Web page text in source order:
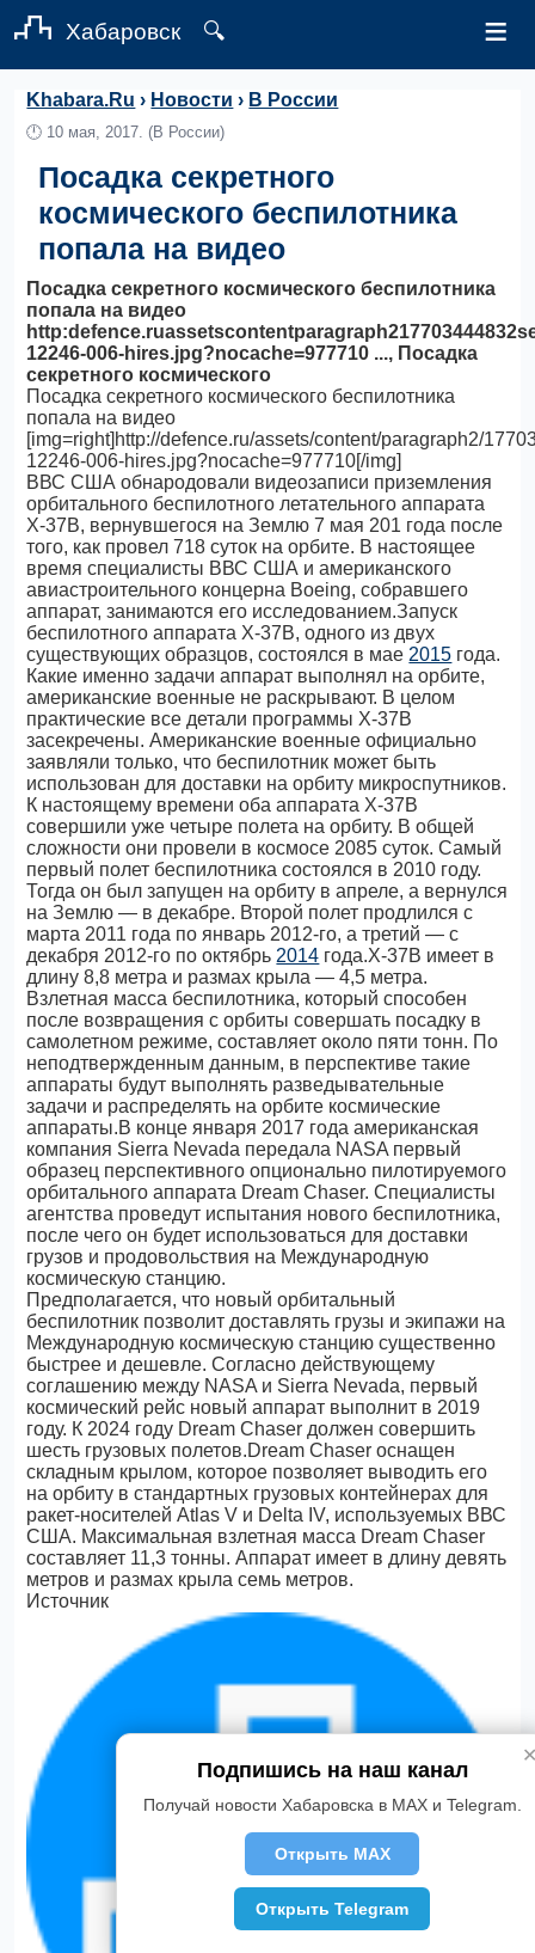
Хабаровск 🔍 ≡
Khabara.Ru › Новости › В России
🕛 10 мая, 2017. (В России)
Посадка секретного
космического беспилотника
попала на видео
Посадка секретного космического беспилотника
попала на видео
12246-006-hires.jpg?nocache=977710 ..., Посадка
секретного космического
Посадка секретного космического беспилотника
попала на видео
[img=right]http://defence.ru/assets/content/paragraph2/
12246-006-hires.jpg?nocache=977710[/img]
ВВС США обнародовали видеозаписи приземления
орбитального беспилотного летательного аппарата
X-37B, вернувшегося на Землю 7 мая 201 года после
того, как провел 718 суток на орбите. В настоящее
время специалисты ВВС США и американского
авиастроительного концерна Boeing, собравшего
аппарат, занимаются его исследованием.Запуск
беспилотного аппарата X-37B, одного из двух
существующих образцов, состоялся в мае 2015 года.
Какие именно задачи аппарат выполнял на орбите,
американские военные не раскрывают. В целом
практические все детали программы X-37B
засекречены. Американские военные официально
заявляли только, что беспилотник может быть
использован для доставки на орбиту микроспутников.
К настоящему времени оба аппарата X-37B
совершили уже четыре полета на орбиту. В общей
сложности они провели в космосе 2085 суток. Самый
первый полет беспилотника состоялся в 2010 году.
Тогда он был запущен на орбиту в апреле, а вернулся
на Землю — в декабре. Второй полет продлился с
марта 2011 года по январь 2012-го, а третий — с
декабря 2012-го по октябрь 2014 года.X-37B имеет в
длину 8,8 метра и размах крыла — 4,5 метра.
Взлетная масса беспилотника, который способен
после возвращения с орбиты совершать посадку в
самолетном режиме, составляет около пяти тонн. По
неподтвержденным данным, в перспективе такие
аппараты будут выполнять разведывательные
задачи и распределять на орбите космические
аппараты.В конце января 2017 года американская
компания Sierra Nevada передала NASA первый
образец перспективного опционально пилотируемого
орбитального аппарата Dream Chaser. Специалисты
агентства проведут испытания нового беспилотника,
после чего он будет использоваться для доставки
грузов и продовольствия на Международную
космическую станцию.
Предполагается, что новый орбитальный
беспилотник позволит доставлять грузы и экипажи на
Международную космическую станцию существенно
быстрее и дешевле. Согласно действующему
соглашению между NASA и Sierra Nevada, первый
космический рейс новый аппарат выполнит в 2019
году. К 2024 году Dream Chaser должен совершить
шесть грузовых полетов.Dream Chaser оснащен
складным крылом, которое позволяет выводить его
на орбиту в стандартных грузовых контейнерах для
ракет-носителей Atlas V и Delta IV, используемых ВВС
США. Максимальная взлетная масса Dream Chaser
составляет 11,3 тонны. Аппарат имеет в длину девять
метров и размах крыла семь метров.
Источник
Подпишись на наш канал
Получай новости Хабаровска в MAX и Telegram.
Открыть MAX
Открыть Telegram